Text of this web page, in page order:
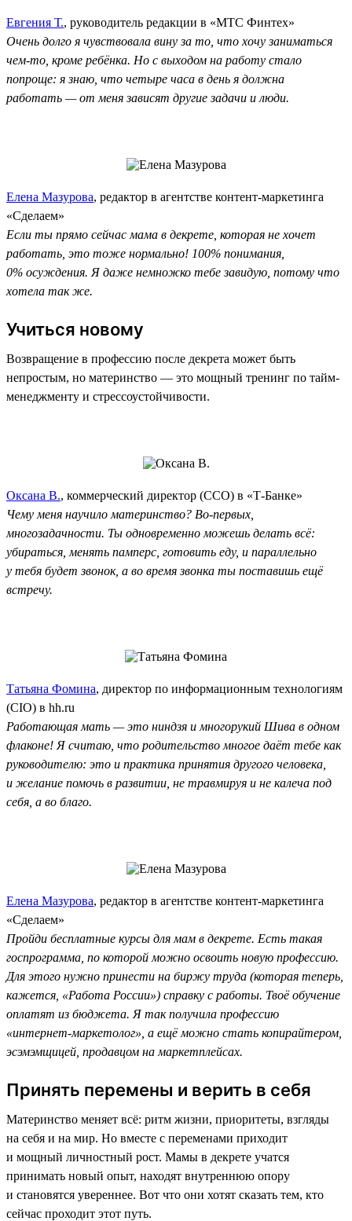
Евгения Т., руководитель редакции в «МТС Финтех»
Очень долго я чувствовала вину за то, что хочу заниматься
чем-то, кроме ребёнка. Но с выходом на работу стало
попроще: я знаю, что четыре часа в день я должна
работать — от меня зависят другие задачи и люди.
Елена Мазурова, редактор в агентстве контент-маркетинга
«Сделаем»
Если ты прямо сейчас мама в декрете, которая не хочет
работать, это тоже нормально! 100% понимания,
0% осуждения. Я даже немножко тебе завидую, потому что
хотела так же.
Учиться новому
Возвращение в профессию после декрета может быть
непростым, но материнство — это мощный тренинг по тайм-
менеджменту и стрессоустойчивости.
Оксана В., коммерческий директор (CCO) в «Т-Банке»
Чему меня научило материнство? Во-первых,
многозадачности. Ты одновременно можешь делать всё:
убираться, менять памперс, готовить еду, и параллельно
у тебя будет звонок, а во время звонка ты поставишь ещё
встречу.
Татьяна Фомина, директор по информационным технологиям
(CIO) в hh.ru
Работающая мать — это ниндзя и многорукий Шива в одном
флаконе! Я считаю, что родительство многое даёт тебе как
руководителю: это и практика принятия другого человека,
и желание помочь в развитии, не травмируя и не калеча под
себя, а во благо.
Елена Мазурова, редактор в агентстве контент-маркетинга
«Сделаем»
Пройди бесплатные курсы для мам в декрете. Есть такая
госпрограмма, по которой можно освоить новую профессию.
Для этого нужно принести на биржу труда (которая теперь,
кажется, «Работа России») справку с работы. Твоё обучение
оплатят из бюджета. Я так получила профессию
«интернет-маркетолог», а ещё можно стать копирайтером,
эсэмэмщицей, продавцом на маркетплейсах.
Принять перемены и верить в себя
Материнство меняет всё: ритм жизни, приоритеты, взгляды
на себя и на мир. Но вместе с переменами приходит
и мощный личностный рост. Мамы в декрете учатся
принимать новый опыт, находят внутреннюю опору
и становятся увереннее. Вот что они хотят сказать тем, кто
сейчас проходит этот путь.